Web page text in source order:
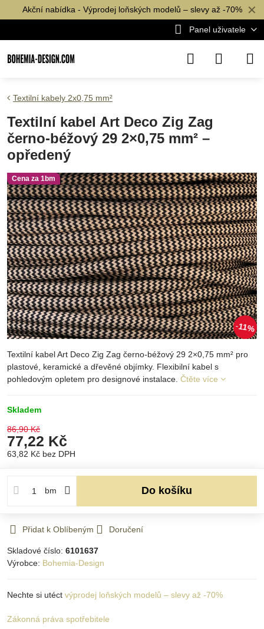
✕
Akční nabídka - Výprodej loňských modelů – slevy až -70%
Panel uživatele
Cena za 1bm
11%
Textilní kabely 2x0,75 mm²
Textilní kabel Art Deco Zig Zag
černo-béžový 29 2×0,75 mm² –
opředený
Textilní kabel Art Deco Zig Zag černo-béžový 29 2×0,75 mm² pro
plastové, keramické a dřevěné objímky. Flexibilní kabel s
pohledovým opletem pro designové instalace. Čtěte více
Skladem
86,90 Kč
77,22 Kč
63,82 Kč bez DPH
bm Do košíku
Přidat k Oblíbeným Doručení
Skladové číslo: 6101637
Výrobce: Bohemia-Design
Nechte si utéct výprodej loňských modelů – slevy až -70%
Zákonná práva spotřebitele